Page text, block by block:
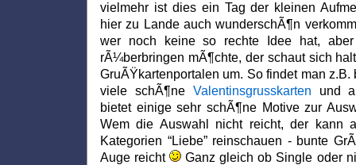
vielmehr ist dies ein Tag der kleinen
hier zu Lande auch wunderschÃ¶n
wer noch keine so rechte Idee hat,
rÃ¼berbringen mÃ¶chte, der schaut sich
GruÃŸkartenportalen um. So findet man
viele schÃ¶ne Valentinsgrusskarten und
bietet einige sehr schÃ¶ne Motive zur
Wem die Auswahl nicht reicht, der kann
Kategorien “Liebe” reinschauen - bunte
Auge reicht
Ganz gleich ob Single oder